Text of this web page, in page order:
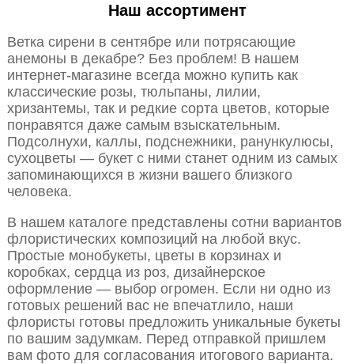
Наш ассортимент
Ветка сирени в сентябре или потрясающие
анемоны в декабре? Без проблем! В нашем
интернет-магазине всегда можно купить как
классические розы, тюльпаны, лилии,
хризантемы, так и редкие сорта цветов, которые
понравятся даже самым взыскательным.
Подсолнухи, каллы, подснежники, ранункулюсы,
сухоцветы — букет с ними станет одним из самых
запоминающихся в жизни вашего близкого
человека.
В нашем каталоге представлены сотни вариантов
флористических композиций на любой вкус.
Простые монобукеты, цветы в корзинах и
коробках, сердца из роз, дизайнерское
оформление — выбор огромен. Если ни одно из
готовых решений вас не впечатлило, наши
флористы готовы предложить уникальные букеты
по вашим задумкам. Перед отправкой пришлем
вам фото для согласования итогового варианта.